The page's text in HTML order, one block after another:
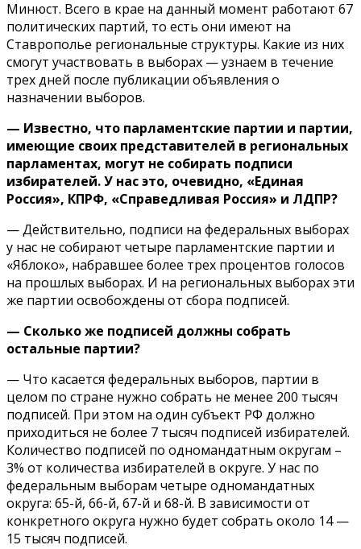
Минюст. Всего в крае на данный момент работают 67
политических партий, то есть они имеют на
Ставрополье региональные структуры. Какие из них
смогут участвовать в выборах — узнаем в течение
трех дней после публикации объявления о
назначении выборов.
— Известно, что парламентские партии и партии,
имеющие своих представителей в региональных
парламентах, могут не собирать подписи
избирателей. У нас это, очевидно, «Единая
Россия», КПРФ, «Справедливая Россия» и ЛДПР?
— Действительно, подписи на федеральных выборах
у нас не собирают четыре парламентские партии и
«Яблоко», набравшее более трех процентов голосов
на прошлых выборах. И на региональных выборах эти
же партии освобождены от сбора подписей.
— Сколько же подписей должны собрать
остальные партии?
— Что касается федеральных выборов, партии в
целом по стране нужно собрать не менее 200 тысяч
подписей. При этом на один субъект РФ должно
приходиться не более 7 тысяч подписей избирателей.
Количество подписей по одномандатным округам –
3% от количества избирателей в округе. У нас по
федеральным выборам четыре одномандатных
округа: 65-й, 66-й, 67-й и 68-й. В зависимости от
конкретного округа нужно будет собрать около 14 —
15 тысяч подписей.